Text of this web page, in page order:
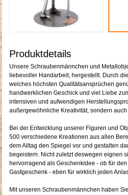
Produktdetails
Unsere Schraubenmännchen und
liebevoller Handarbeit, hergestellt. Durch
welches höchsten Qualitätsansprüchen
handwerklichen Geschick und viel Liebe
intensiven und aufwendigen
außergewöhnliche Kreativität, sondern
Bei der Entwicklung unserer Figuren und
500 verschiedene Kreationen aus allen
dem Alltag den Spiegel vor und gestalten
begeistern. Nicht zuletzt deswegen eignen
hervorragend als Geschenkidee - ob für
Gastgeschenk - eben für wirklich jeden
Mit unseren Schraubenmännchen haben